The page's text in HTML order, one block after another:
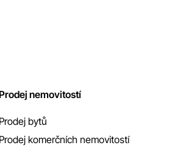
nemovitostí
Prodej bytů
Prodej komerčních nemovitostí